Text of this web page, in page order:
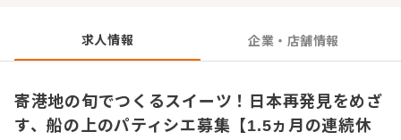
求人情報 企業・店舗情報
寄港地の旬でつくるスイーツ！日本再発見をめざ
す、船の上のパティシエ募集【1.5ヵ月の連続休